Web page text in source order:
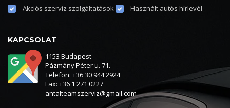
Akciós szerviz szolgáltatások Használt autós hírlevél
KAPCSOLAT
1153 Budapest
Pázmány Péter u. 71.
Telefon: +36 30 944 2924
Fax: +36 1 271 0227
antalteamszerviz@gmail.com